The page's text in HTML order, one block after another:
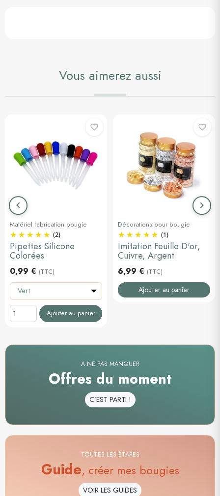
Vous aimerez aussi
Précédent
keyboard_arrow_left
Matériel fabrication bougie
(2)
Pipettes Silicone
Colorées
0,99 € (TTC)
Vert
Ajouter au panier
Décorations pour bougie
(1)
Imitation Feuille D'or,
Cuivre, Argent
6,99 € (TTC)
Ajouter au panier
keyboard_arrow_right
A NE PAS MANQUER
Offres du moment
C’EST PARTI !
TOUTES LES ÉTAPES
Guide, créer mes bougies
VOIR LES GUIDES